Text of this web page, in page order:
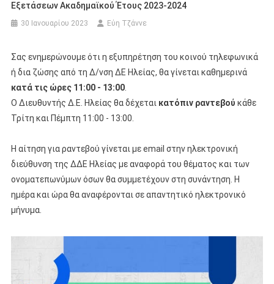
Εξετάσεων Ακαδημαϊκού Έτους 2023-2024
30 Ιανουαρίου 2023 Εύη Τζάννε
Σας ενημερώνουμε ότι η εξυπηρέτηση του κοινού τηλεφωνικά
ή δια ζώσης από τη Δ/νση ΔΕ Ηλείας, θα γίνεται καθημερινά
κατά τις ώρες 11:00 - 13:00.
Ο Διευθυντής Δ.Ε. Ηλείας θα δέχεται κατόπιν ραντεβού κάθε
Τρίτη και Πέμπτη 11:00 - 13:00.
Η αίτηση για ραντεβού γίνεται με email στην ηλεκτρονική
διεύθυνση της ΔΔΕ Ηλείας με αναφορά του θέματος και των
ονοματεπωνύμων όσων θα συμμετέχουν στη συνάντηση. Η
ημέρα και ώρα θα αναφέρονται σε απαντητικό ηλεκτρονικό
μήνυμα.